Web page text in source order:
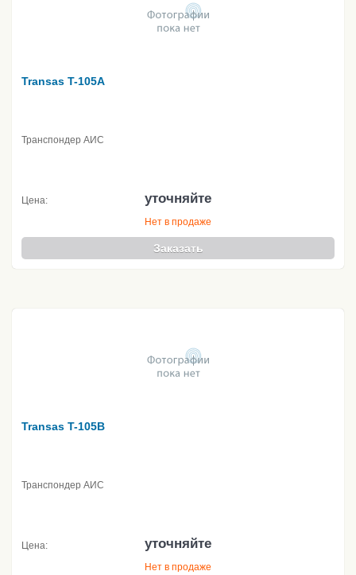
Transas T-105A
Транспондер АИС
Цена: уточняйте
Нет в продаже
Заказать
Transas T-105B
Транспондер АИС
Цена: уточняйте
Нет в продаже